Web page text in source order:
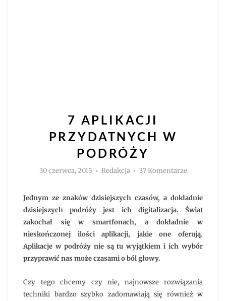
7 APLIKACJI
PRZYDATNYCH W
PODRÓŻY
30 czerwca, 2015 Autor
Redakcja 37 Komentarzedo
w
podróży
Jednym ze znaków dzisiejszych czasów, a dokładnie
dzisiejszych podróży jest ich digitalizacja. Świat
zakochał się w smartfonach, a dokładnie w
nieskończonej ilości aplikacji, jakie one oferują.
Aplikacje w podróży nie są tu wyjątkiem i ich wybór
przyprawić nas może czasami o ból głowy.
Czy tego chcemy czy nie, najnowsze rozwiązania
techniki bardzo szybko zadomawiają się również w